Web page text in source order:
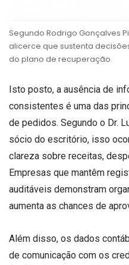
Segundo Rodrigo Gonçalves
alicerce que sustenta
do plano de recuperação.
Isto posto, a ausência de
consistentes é uma das
de pedidos. Segundo o Dr.
sócio do escritório, isso
clareza sobre receitas,
Empresas que mantêm
auditáveis demonstram
aumenta as chances de
Além disso, os dados
de comunicação com os